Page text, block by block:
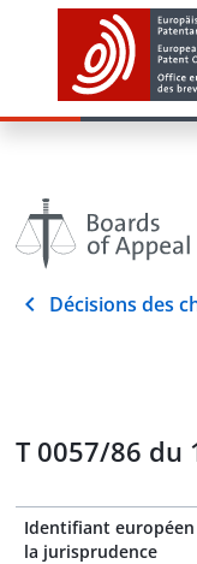
Décisions des
T 0057/86 du
Identifiant
la jurisprudence